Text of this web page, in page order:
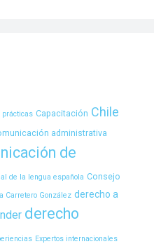
prácticas Capacitación Chile
administrativa
de
de la lengua española Consejo
Carretero González derecho a
derecho
Expertos internacionales